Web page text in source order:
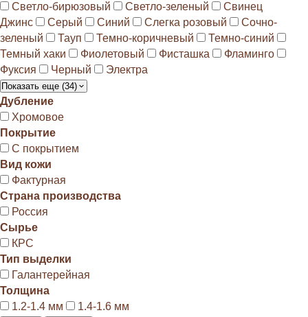
Светло-бирюзовый
Светло-зеленый
Свинец
Джинс
Серый Синий Слегка розовый
Сочно-
зеленый
Тауп Темно-коричневый
Темно-синий
Темный хаки
Фиолетовый Фисташка
Фламинго
Фуксия
Черный Электра
Показать еще (34)
Дубление
Хромовое
Покрытие
С покрытием
Вид кожи
Фактурная
Страна производства
Россия
Сырье
КРС
Тип выделки
Галантерейная
Толщина
1.2-1.4 мм
1.4-1.6 мм